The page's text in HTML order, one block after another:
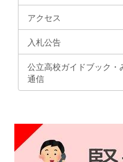
アクセス
入札公告
公立高校ガイドブック
通信